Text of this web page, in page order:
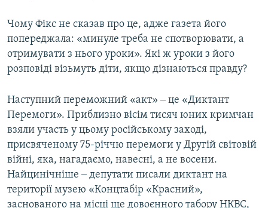
Чому Фікс не сказав про це, адже газета його
попереджала: «минуле треба не спотворювати, а
отримувати з нього уроки». Які ж уроки з його
розповіді візьмуть діти, якщо дізнаються правду?
Наступний переможний «акт» ‒ це «Диктант
Перемоги». Приблизно вісім тисяч юних кримчан
взяли участь у цьому російському заході,
присвяченому 75-річчю перемоги у Другій світовій
війні, яка, нагадаємо, навесні, а не восени.
Найцинічніше ‒ депутати писали диктант на
території музею «Концтабір «Красний»,
заснованого на місці ще довоєнного табору НКВС,